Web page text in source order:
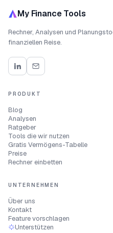
My Finance Tools
Rechner, Analysen und
finanziellen Reise.
PRODUKT
Blog
Analysen
Ratgeber
Tools die wir nutzen
Gratis Vermögens-Tabelle
Preise
Rechner einbetten
UNTERNEHMEN
Über uns
Kontakt
Feature vorschlagen
Unterstützen